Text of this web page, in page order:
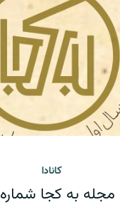
کانادا
مجله به کجا شماره 1